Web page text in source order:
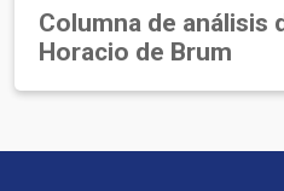
Columna de análisis
Horacio de Brum